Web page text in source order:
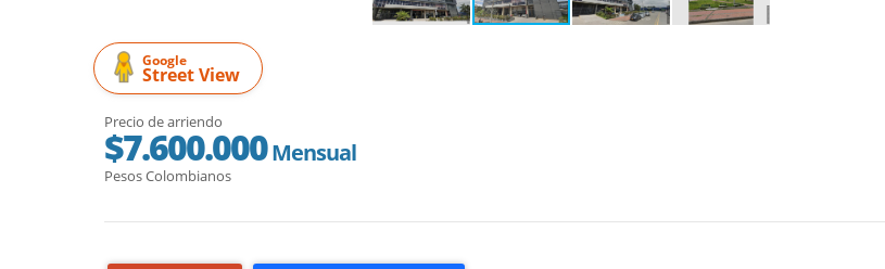
Google
Street View
Precio de arriendo
$7.600.000Mensual
Pesos Colombianos